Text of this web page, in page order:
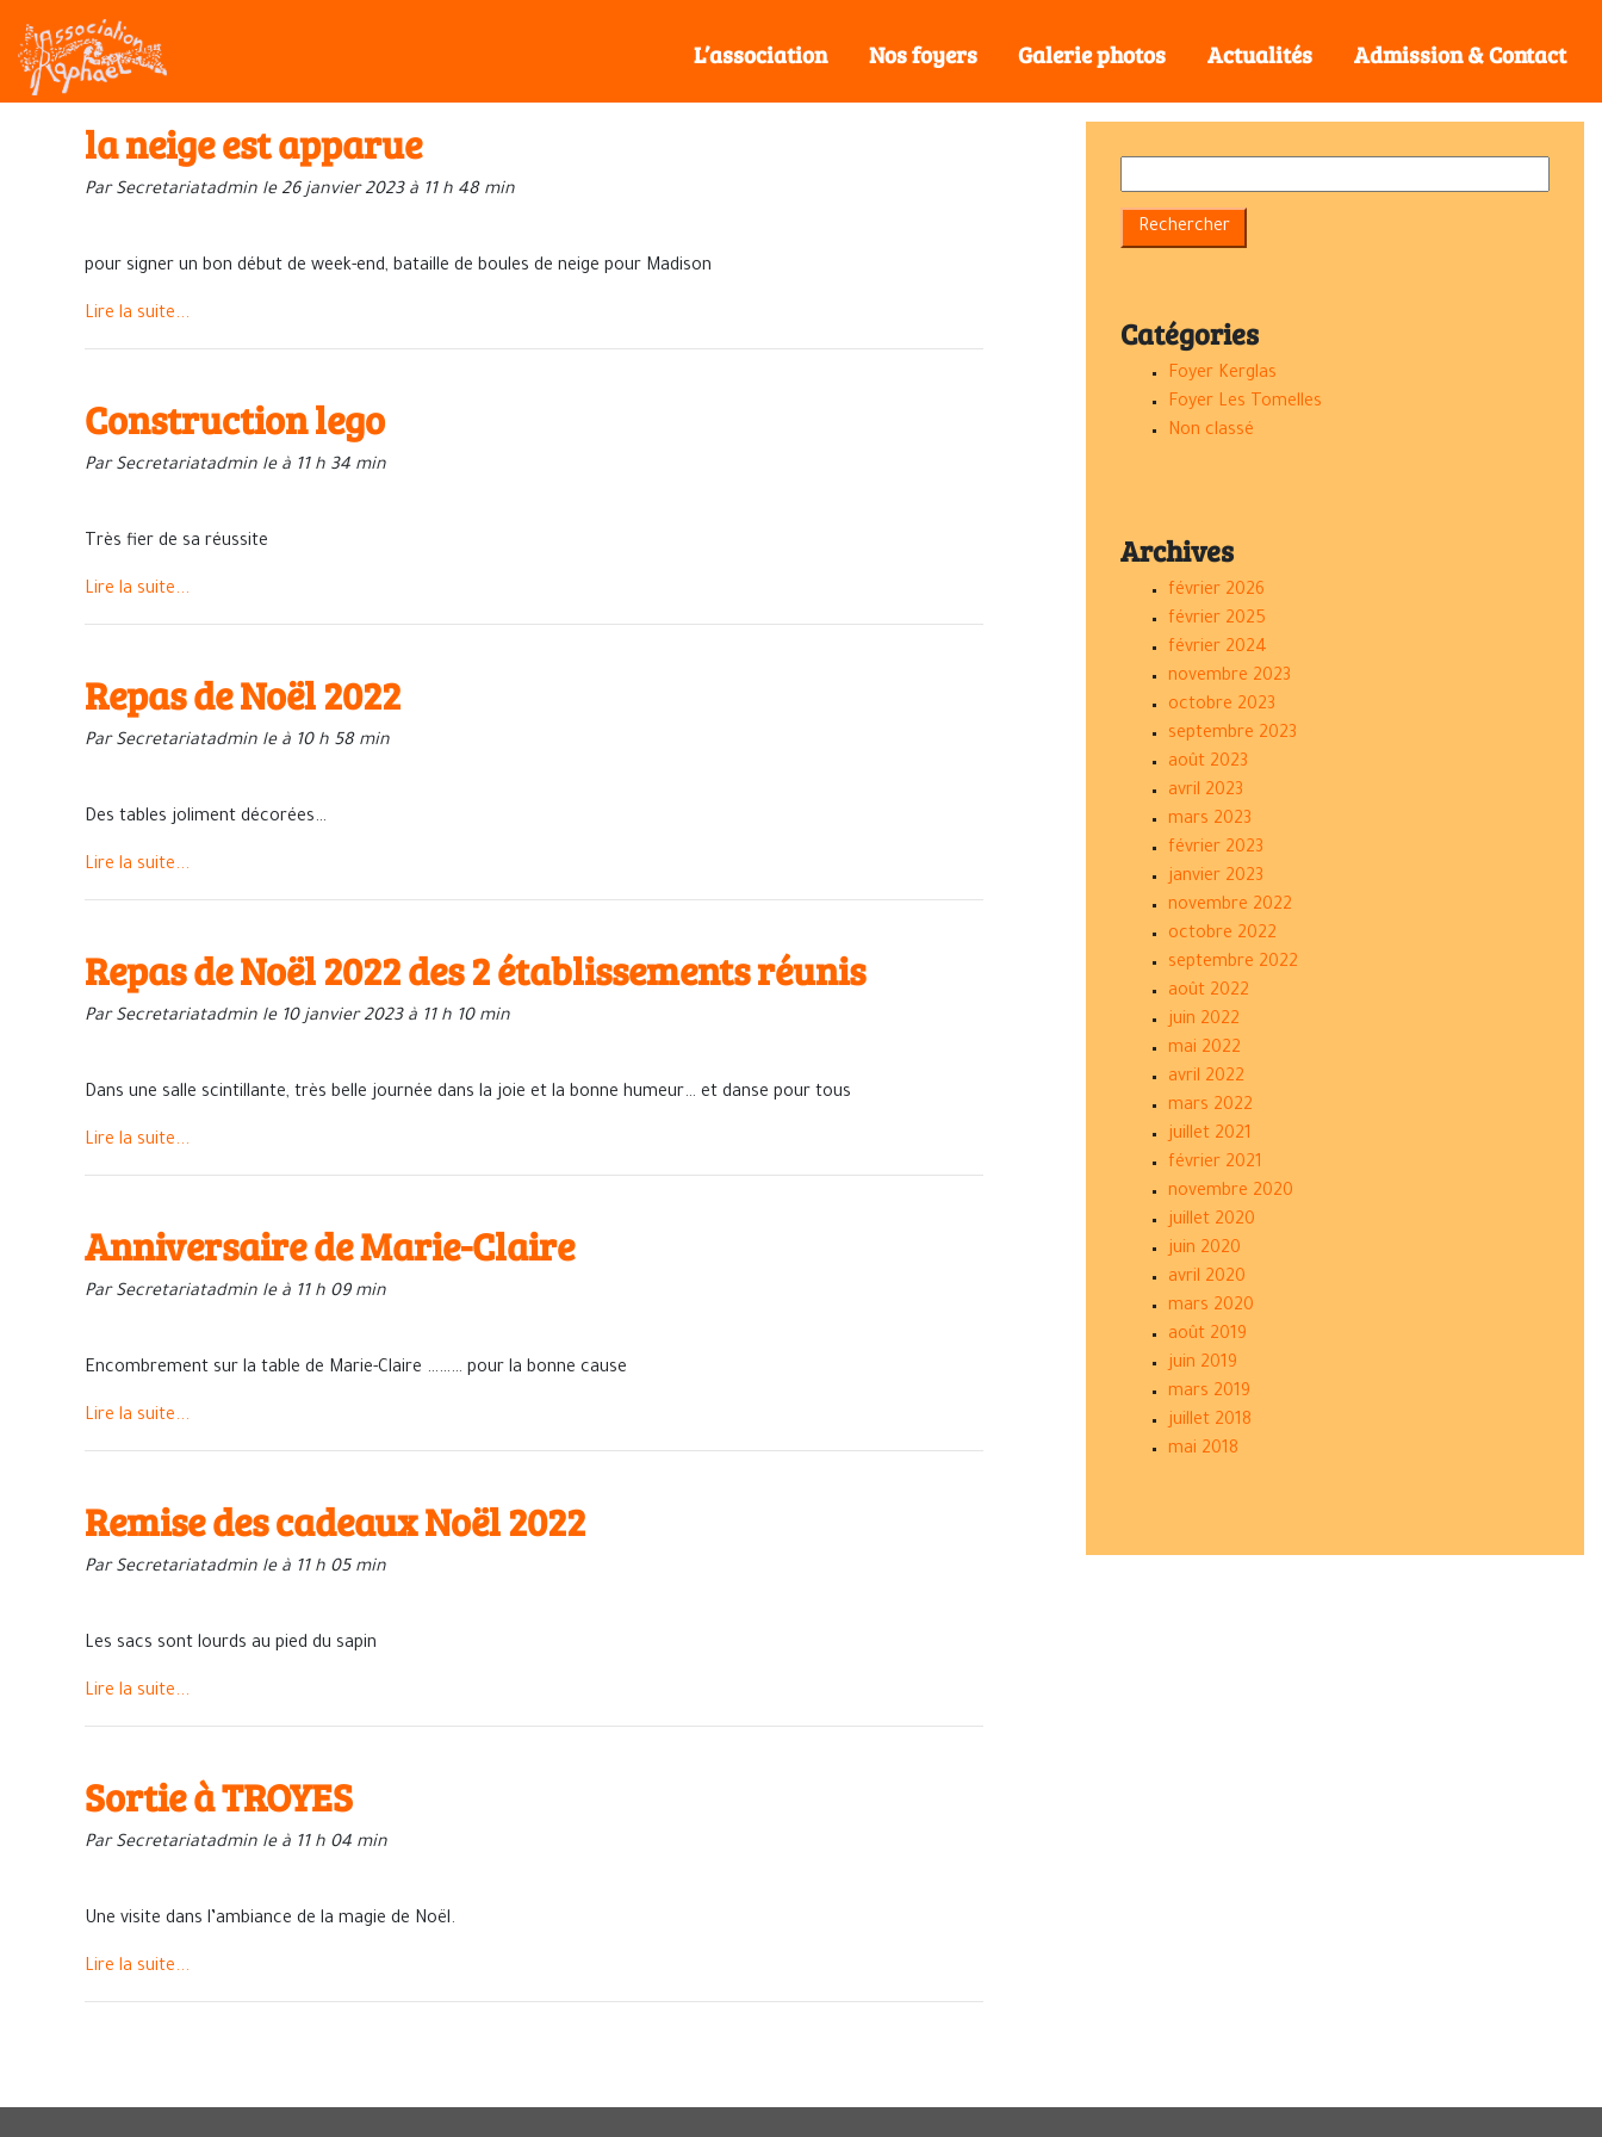
L’association Nos foyers Galerie photos Actualités Admission & Contact
la neige est apparue
Par Secretariatadmin le 26 janvier 2023 à 11 h 48 min
pour signer un bon début de week-end, bataille de boules de neige pour Madison
Lire la suite...
Construction lego
Par Secretariatadmin le à 11 h 34 min
Très fier de sa réussite
Lire la suite...
Repas de Noël 2022
Par Secretariatadmin le à 10 h 58 min
Des tables joliment décorées…
Lire la suite...
Repas de Noël 2022 des 2 établissements réunis
Par Secretariatadmin le 10 janvier 2023 à 11 h 10 min
Dans une salle scintillante, très belle journée dans la joie et la bonne humeur… et danse pour tous
Lire la suite...
Anniversaire de Marie-Claire
Par Secretariatadmin le à 11 h 09 min
Encombrement sur la table de Marie-Claire ……… pour la bonne cause
Lire la suite...
Remise des cadeaux Noël 2022
Par Secretariatadmin le à 11 h 05 min
Les sacs sont lourds au pied du sapin
Lire la suite...
Sortie à TROYES
Par Secretariatadmin le à 11 h 04 min
Une visite dans l’ambiance de la magie de Noël.
Lire la suite...
Catégories
Foyer Kerglas
Foyer Les Tomelles
Non classé
Archives
février 2026
février 2025
février 2024
novembre 2023
octobre 2023
septembre 2023
août 2023
avril 2023
mars 2023
février 2023
janvier 2023
novembre 2022
octobre 2022
septembre 2022
août 2022
juin 2022
mai 2022
avril 2022
mars 2022
juillet 2021
février 2021
novembre 2020
juillet 2020
juin 2020
avril 2020
mars 2020
août 2019
juin 2019
mars 2019
juillet 2018
mai 2018